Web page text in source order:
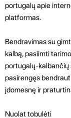
portugalų apie
platformas.
Bendravimas su
kalbą, pasiimti
portugalų-kalbančių
pasirengęs
įdomesnę ir
Nuolat tobulėti